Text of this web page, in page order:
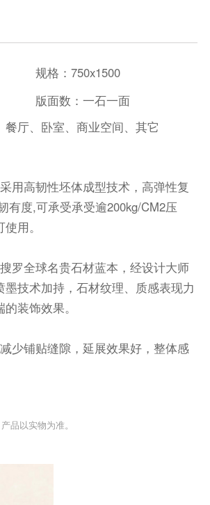
规格：750x1500
版面数：一石一面
餐厅、卧室、商业空间、其它
采用高韧性坯体成型技术，高弹性复
有度,可承受承受逾200kg/CM2压
用。
搜罗全球名贵石材蓝本，经设计大师
墨技术加持，石材纹理、质感表现力
装饰效果。
减少铺贴缝隙，延展效果好，整体感
品以实物为准。